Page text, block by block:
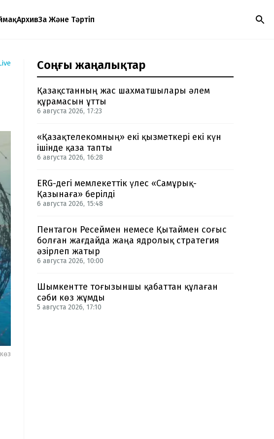
АрхивЗаң Және Тәртіп
Соңғы жаңалықтар
Қазақстанның жас шахматшылары әлем
құрамасын ұтты
6 августа 2026, 17:23
«Қазақтелекомның» екі қызметкері екі күн
ішінде қаза тапты
6 августа 2026, 16:28
ERG-дегі мемлекеттік үлес «Самұрық-
Қазынаға» берілді
6 августа 2026, 15:48
Пентагон Ресеймен немесе Қытаймен соғыс
болған жағдайда жаңа ядролық стратегия
әзірлеп жатыр
6 августа 2026, 10:00
Шымкентте тоғызыншы қабаттан құлаған
сәби көз жұмды
5 августа 2026, 17:10